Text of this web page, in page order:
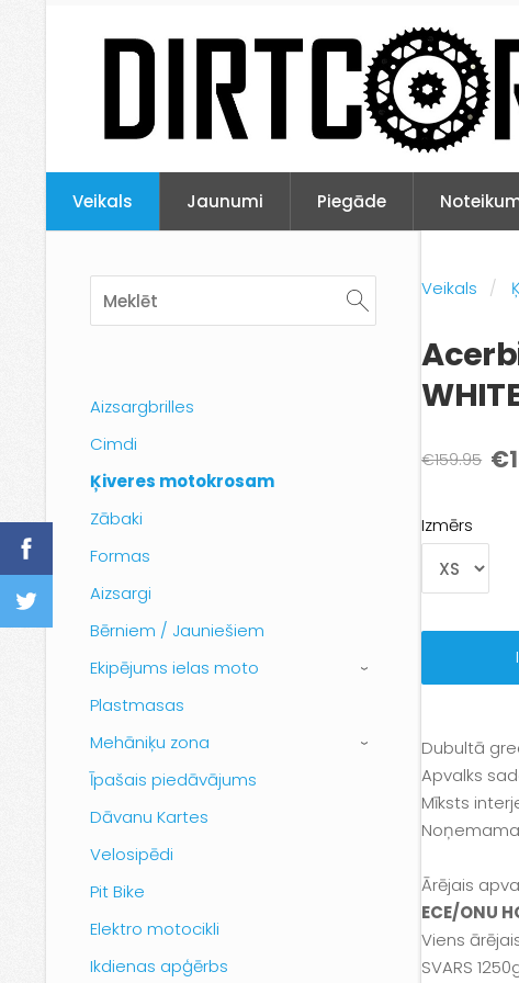
Veikals Jaunumi Piegāde
Aizsargbrilles
Cimdi
Ķiveres motokrosam
Zābaki
Formas
Aizsargi
Bērniem / Jauniešiem
Ekipējums ielas moto
›
Plastmasas
Mehāniķu zona
›
Īpašais piedāvājums
Dāvanu Kartes
Velosipēdi
Pit Bike
Elektro motocikli
Ikdienas apģērbs
Veikals
€159.95
Izmērs
Dubultā
Apvalks
Mīksts
Ārējais
ECE/ONU
Viens
SVARS